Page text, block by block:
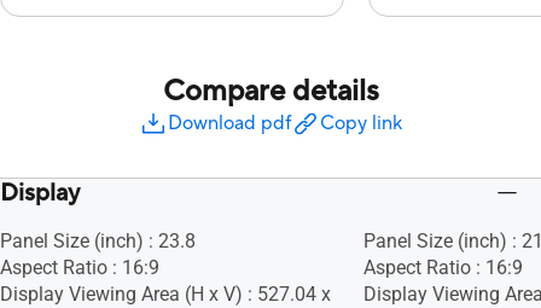
Compare details
Download pdf Copy link
Display
Panel Size (inch) : 23.8
Aspect Ratio : 16:9
Display Viewing Area (H x V) : 527.04 x
Panel Size (inch) :
Aspect Ratio : 16:9
Display Viewing